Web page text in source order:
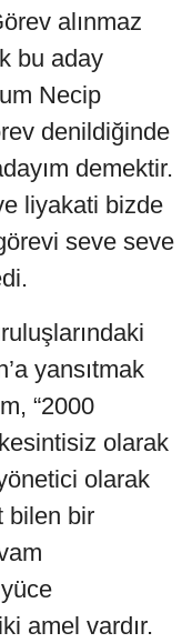
alınmaz
bu aday
Necip
denildiğinde
demektir.
liyakati bizde
seve seve
yansıtmak
“2000
olarak
olarak
bilen bir
amel vardır.